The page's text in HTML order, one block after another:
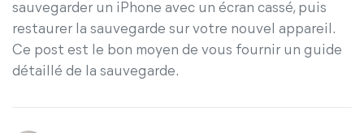
sauvegarder un iPhone avec un écran cassé, puis
restaurer la sauvegarde sur votre nouvel appareil.
Ce post est le bon moyen de vous fournir un guide
détaillé de la sauvegarde.